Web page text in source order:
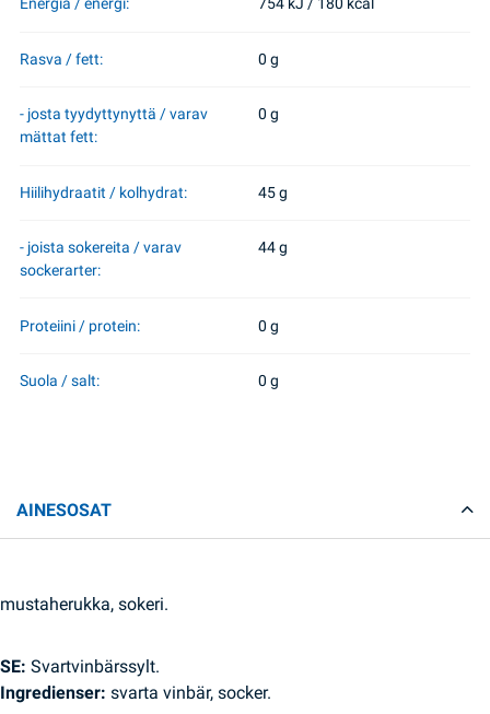
Energia / energi: 754 kJ / 180 kcal
Rasva / fett: 0 g
- josta tyydyttynyttä / varav
mättat fett:
0 g
Hiilihydraatit / kolhydrat: 45 g
- joista sokereita / varav
sockerarter:
44 g
Proteiini / protein: 0 g
Suola / salt: 0 g
AINESOSAT
mustaherukka, sokeri.
SE: Svartvinbärssylt.
Ingredienser: svarta vinbär, socker.